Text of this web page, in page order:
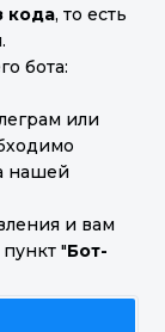
кода, то есть
бота:
или
нашей
и вам
"Бот-